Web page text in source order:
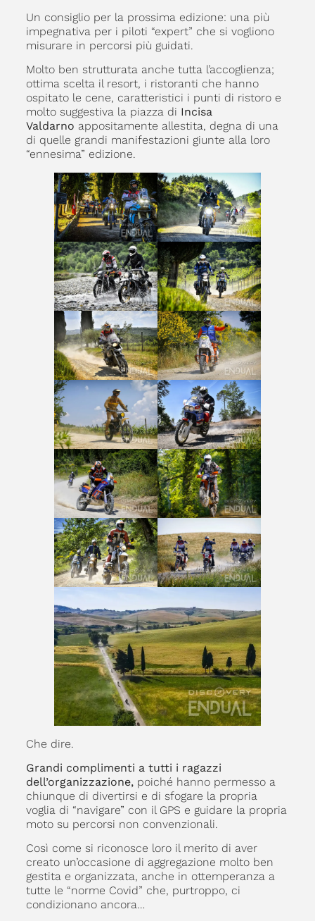
Un consiglio per la prossima edizione: una più
impegnativa per i piloti “expert” che si vogliono
misurare in percorsi più guidati.
Molto ben strutturata anche tutta l’accoglienza;
ottima scelta il resort, i ristoranti che hanno
ospitato le cene, caratteristici i punti di ristoro e
molto suggestiva la piazza di Incisa
Valdarno appositamente allestita, degna di una
di quelle grandi manifestazioni giunte alla loro
“ennesima” edizione.
Che dire.
Grandi complimenti a tutti i ragazzi
dell’organizzazione, poiché hanno permesso a
chiunque di divertirsi e di sfogare la propria
voglia di “navigare” con il GPS e guidare la propria
moto su percorsi non convenzionali.
Così come si riconosce loro il merito di aver
creato un’occasione di aggregazione molto ben
gestita e organizzata, anche in ottemperanza a
tutte le “norme Covid” che, purtroppo, ci
condizionano ancora…